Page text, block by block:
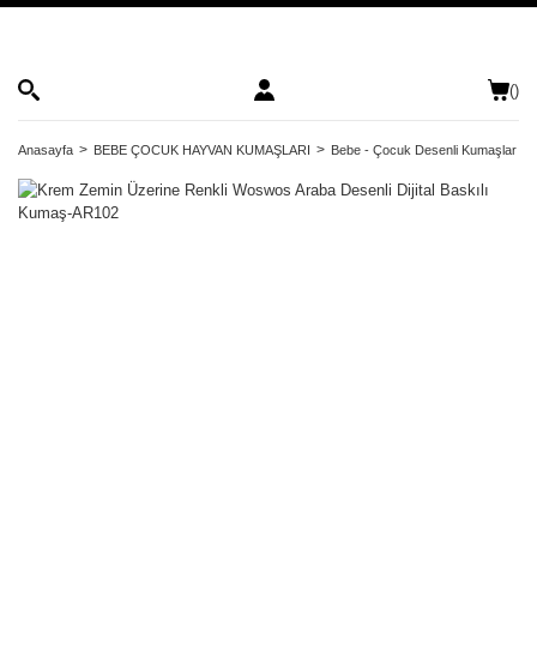
()
Anasayfa BEBE ÇOCUK HAYVAN KUMAŞLARI Bebe - Çocuk Desenli Kumaşlar